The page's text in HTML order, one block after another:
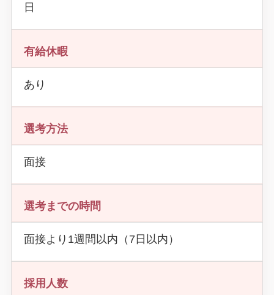
日
有給休暇
あり
選考方法
面接
選考までの時間
面接より1週間以内（7日以内）
採用人数